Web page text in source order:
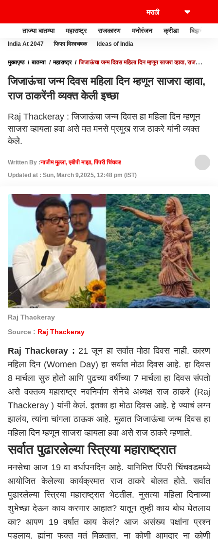
ताज्या बातम्या महाराष्ट्र राजकारण मनोरंजन क्रीडा बिझनेस
India At 2047 फिफा विश्वचषक Ideas of India
मुख्यपृष्ठ बातम्या महाराष्ट्र
जिजाऊंचा जन्म दिवस महिला दिन म्हणून साजरा व्हावा, राज
जिजाऊंचा जन्म दिवस महिला दिन म्हणून साजरा व्हावा,
राज ठाकरेंनी व्यक्त केली इच्छा
Raj Thackeray : जिजाऊंचा जन्म दिवस हा महिला दिन म्हणून
साजरा व्हायला हवा असे मत मनसे प्रमुख राज ठाकरे यांनी व्यक्त
केले.
Written By :नाजीम मुल्ला, एबीपी माझा, पिंपरी चिंचवड
Updated at : Sun, March 9,2025, 12:48 pm (IST)
Raj Thackeray
Source : Raj Thackeray
Raj Thackeray : 21 जून हा सर्वात मोठा दिवस नाही. कारण
महिला दिन (Women Day) हा सर्वात मोठा दिवस आहे. हा दिवस
8 मार्चला सुरु होतो आणि पुढच्या वर्षीच्या 7 मार्चला हा दिवस संपतो
असे वक्तव्य महाराष्ट्र नवनिर्माण सेनेचे अध्यक्ष राज ठाकरे (Raj
Thackeray ) यांनी केलं. इतका हा मोठा दिवस आहे. हे ज्याचं लग्न
झालंय, त्यांना चांगला ठाऊक आहे. मुळात जिजाऊंचा जन्म दिवस हा
महिला दिन म्हणून साजरा व्हायला हवा असे राज ठाकरे म्हणाले.
सर्वात पुढारलेल्या स्त्रिया महाराष्ट्रात
मनसेचा आज 19 वावर्धापनदिन आहे. यानिमित्तपिंपरी चिंचवडमध्ये
आयोजित केलेल्या कार्यक्रमात राज ठाकरे बोलत होते. सर्वात
पुढारलेल्या स्त्रिया महाराष्ट्रात भेटतील. नुसत्या महिला दिनाच्या
शुभेच्छा देऊन काय करणार आहात? यातून तुम्ही काय बोध घेतलाय
का? आपण 19 वर्षात काय केलं? आज असंख्य पक्षांना प्रश्न
पडलाय. ह्यांना फक्त मतं मिळतात, ना कोणी आमदार ना कोणी